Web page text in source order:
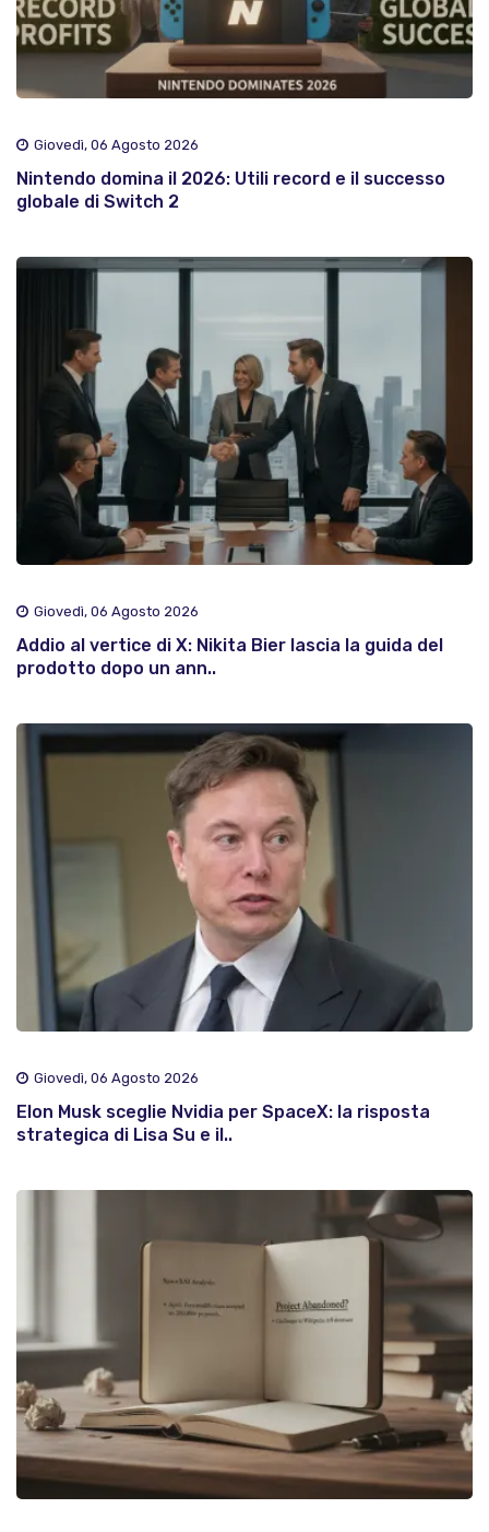
Giovedì, 06 Agosto 2026
Nintendo domina il 2026: Utili record e il successo
globale di Switch 2
Giovedì, 06 Agosto 2026
Addio al vertice di X: Nikita Bier lascia la guida del
prodotto dopo un ann..
Giovedì, 06 Agosto 2026
Elon Musk sceglie Nvidia per SpaceX: la risposta
strategica di Lisa Su e il..